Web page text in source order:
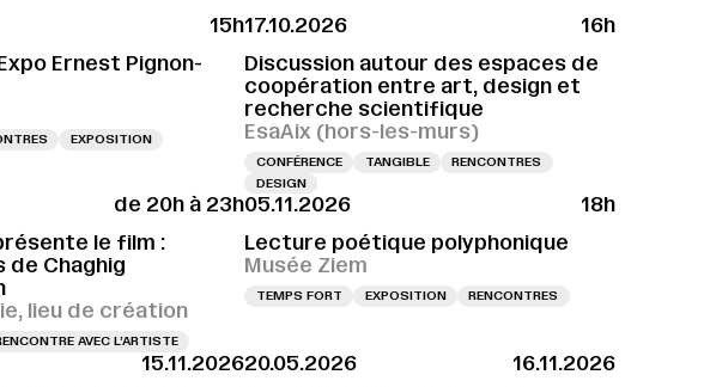
VERNISSAGE LE 10.10.2026 À 11H VERNISSAGE LE 10.10.2026 À 11H
15h
Ernest Pignon-
EXPOSITION
17.10.2026
16h
Discussion autour des espaces de
coopération entre art, design et
recherche scientifique
EsaAix (hors-les-murs)
CONFÉRENCE TANGIBLE
RENCONTRES
DESIGN
de 20h à 23h
le film :
de Chaghig
lieu de création
AVEC L’ARTISTE
05.11.2026
18h
Lecture poétique polyphonique
Musée Ziem
TEMPS FORT EXPOSITION RENCONTRES
15.11.202620.05.2026
16.11.2026